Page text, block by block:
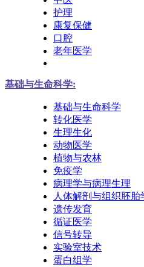
护理
康复保健
口腔
老年医学
基础与生命科学:
基础与生命科学
转化医学
生理生化
动物医学
植物与农林
免疫学
病理学与病理生理
人体解剖与组织胚胎
遗传发育
循证医学
信号转导
实验室技术
蛋白组学